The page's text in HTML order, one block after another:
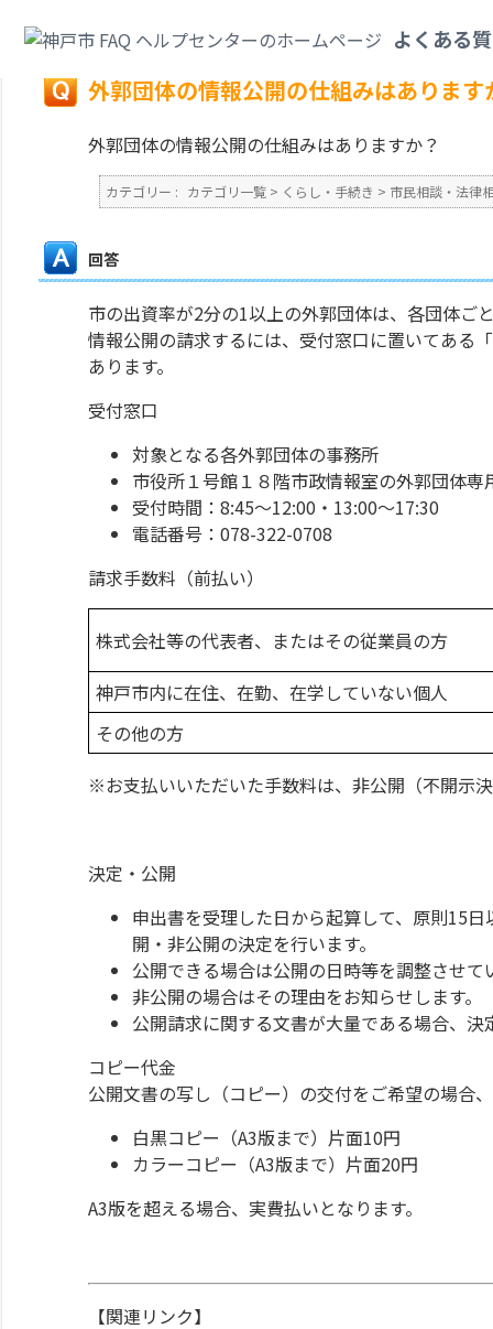
よくある
戻る
外郭団体の情報公開の仕組みはあります
外郭団体の情報公開の仕組みはありますか？
カテゴリー : カテゴリ一覧 > くらし・手続き > 市民相談・法律
回答
市の出資率が2分の1以上の外郭団体は、各団体ご
情報公開の請求するには、受付窓口に置いてある
あります。
受付窓口
対象となる各外郭団体の事務所
市役所１号館１８階市政情報室の外郭団体専
受付時間：8:45～12:00・13:00～17:30
電話番号：078-322-0708
請求手数料（前払い）
株式会社等の代表者、またはその従業員の方
神戸市内に在住、在勤、在学していない個人
その他の方
※お支払いいただいた手数料は、非公開（不開示
決定・公開
申出書を受理した日から起算して、原則15
開・非公開の決定を行います。
公開できる場合は公開の日時等を調整させて
非公開の場合はその理由をお知らせします。
公開請求に関する文書が大量である場合、
コピー代金
公開文書の写し（コピー）の交付をご希望の場合
白黒コピー（A3版まで）片面10円
カラーコピー（A3版まで）片面20円
A3版を超える場合、実費払いとなります。
【関連リンク】